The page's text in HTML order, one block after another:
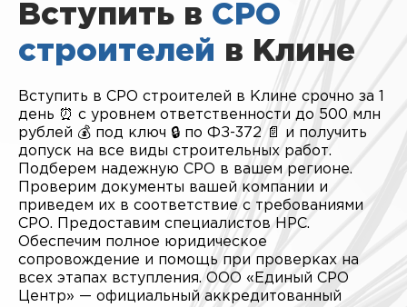
Вступить в СРО
строителей в Клине
Вступить в СРО строителей в Клине срочно за 1
день ⏰ с уровнем ответственности до 500 млн
рублей 💰 под ключ 🔒 по ФЗ-372 📄 и получить
допуск на все виды строительных работ.
Подберем надежную СРО в вашем регионе.
Проверим документы вашей компании и
приведем их в соответствие с требованиями
СРО. Предоставим специалистов НРС.
Обеспечим полное юридическое
сопровождение и помощь при проверках на
всех этапах вступления. ООО «Единый СРО
Центр» — официальный аккредитованный